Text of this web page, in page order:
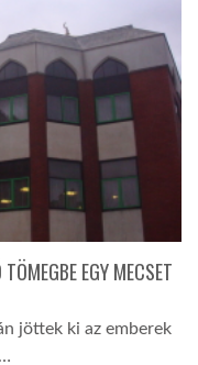
EGY MECSET
jöttek ki az emberek